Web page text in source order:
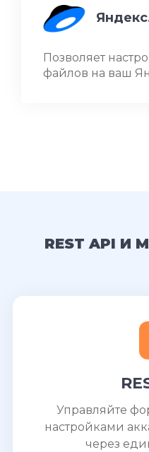
Позволяет
файлов на ваш
REST API И
Управляйте
настройками
через